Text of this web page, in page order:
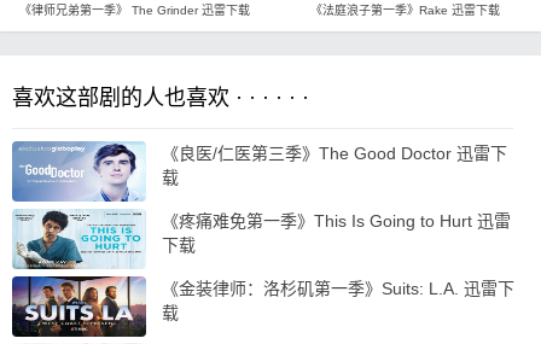
《律师兄弟第一季》 The Grinder 迅雷下载
《法庭浪子第一季》Rake 迅雷下载
喜欢这部剧的人也喜欢 · · · · · ·
《良医/仁医第三季》The Good Doctor 迅雷下
载
《疼痛难免第一季》This Is Going to Hurt 迅雷
下载
《金装律师：洛杉矶第一季》Suits: L.A. 迅雷下
载